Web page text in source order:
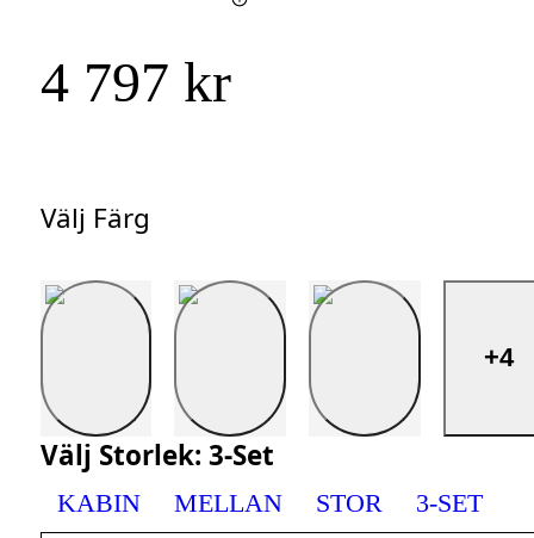
4 797 kr
Välj Färg
Välj Färg
+4
Välj Storlek: 3-Set
KABIN MELLAN STOR 3-SET